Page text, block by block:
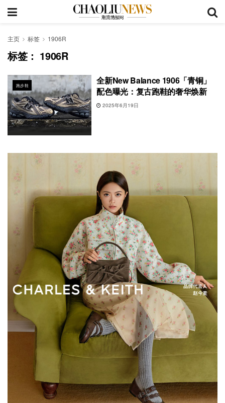
主页 标签 1906R
标签： 1906R
跑步鞋
全新New Balance 1906「青铜」
配色曝光：复古跑鞋的奢华焕新
2025年6月19日